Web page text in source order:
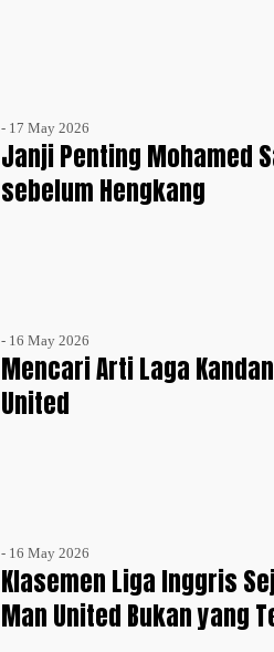
- 17 May 2026
Janji Penting Mohamed
sebelum Hengkang
- 16 May 2026
Mencari Arti Laga
United
- 16 May 2026
Klasemen Liga Inggris
Man United Bukan yang